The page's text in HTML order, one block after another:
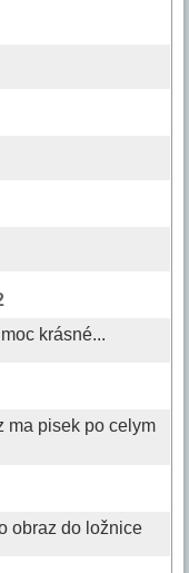
krásné...
ma pisek po celym
obraz do ložnice